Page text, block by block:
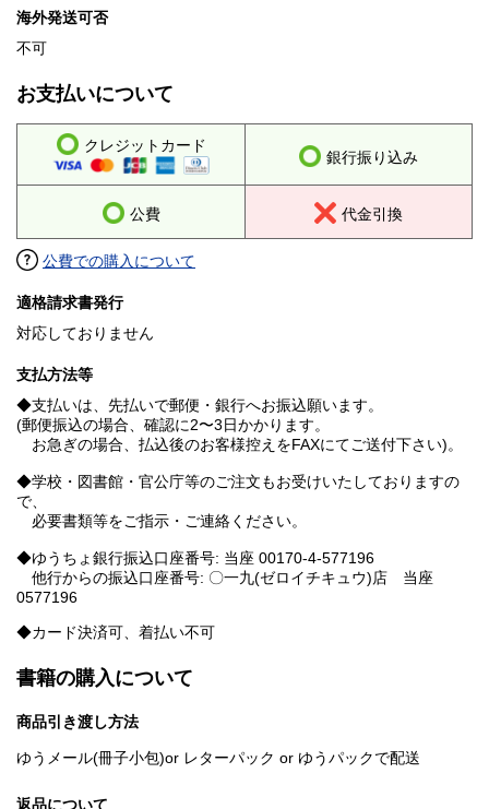
海外発送可否
不可
お支払いについて
クレジットカード
銀行振り込み
公費 代金引換
公費での購入について
適格請求書発行
対応しておりません
支払方法等
◆支払いは、先払いで郵便・銀行へお振込願います。
(郵便振込の場合、確認に2〜3日かかります。
お急ぎの場合、払込後のお客様控えをFAXにてご送付下さい)。
◆学校・図書館・官公庁等のご注文もお受けいたしておりますの
で、
必要書類等をご指示・ご連絡ください。
◆ゆうちょ銀行振込口座番号: 当座 00170-4-577196
他行からの振込口座番号: 〇一九(ゼロイチキュウ)店 当座
0577196
◆カード決済可、着払い不可
書籍の購入について
商品引き渡し方法
ゆうメール(冊子小包)or レターパック or ゆうパックで配送
返品について